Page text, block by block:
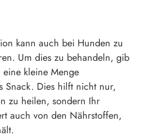
kann auch bei Hunden zu
Um dies zu behandeln, gib
kleine Menge
Snack. Dies hilft nicht nur,
zu heilen, sondern Ihr
auch von den Nährstoffen,